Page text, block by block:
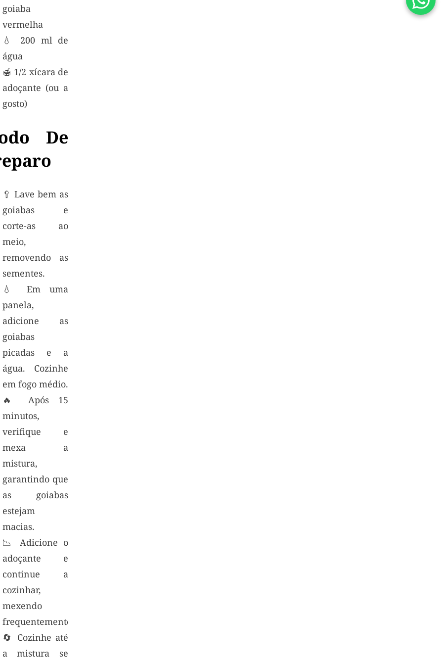
goiaba
vermelha
💧 200 ml de
água
🍯 1/2 xícara de
adoçante (ou a
gosto)
De
🥄 Lave bem as
goiabas e
corte-as ao
meio,
removendo as
sementes.
💧 Em uma
panela,
adicione as
goiabas
picadas e a
água. Cozinhe
em fogo médio.
🔥 Após 15
minutos,
verifique e
mexa a
mistura,
garantindo que
as goiabas
estejam
macias.
📉 Adicione o
adoçante e
continue a
cozinhar,
mexendo
frequentemente.
🔄 Cozinhe até
a mistura se